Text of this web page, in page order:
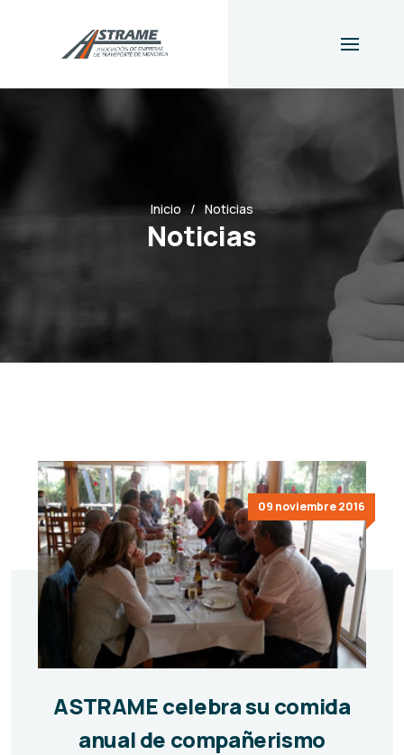
Inicio Noticias
Noticias
09 noviembre 2016
ASTRAME celebra su comida
anual de compañerismo